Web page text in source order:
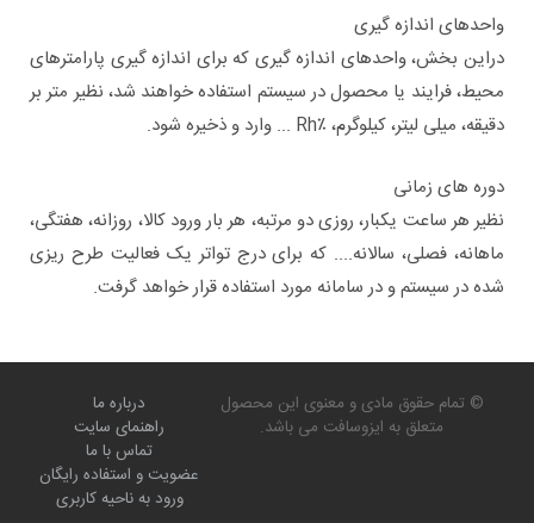
واحدهای اندازه گیری
دراین بخش، واحدهای اندازه گیری که برای اندازه گیری پارامترهای
محیط، فرایند یا محصول در سیستم استفاده خواهند شد، نظیر متر بر
دقیقه، میلی لیتر، کیلوگرم، ٪Rh ... وارد و ذخیره شود.
دوره های زمانی
نظیر هر ساعت یکبار، روزی دو مرتبه، هر بار ورود کالا، روزانه، هفتگی،
ماهانه، فصلی، سالانه.... که برای درج تواتر یک فعالیت طرح ریزی
شده در سیستم و در سامانه مورد استفاده قرار خواهد گرفت.
درباره ما
راهنمای سایت
تماس با ما
عضویت و استفاده رایگان
ورود به ناحیه کاربری
© تمام حقوق مادی و معنوی این محصول
متعلق به ایزوسافت می باشد.